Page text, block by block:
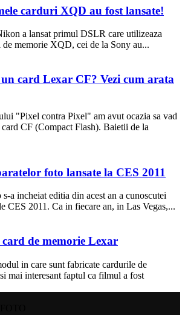
carduri XQD au fost lansate!
a lansat primul DSLR care utilizeaza
memorie XQD, cei de la Sony au...
card Lexar CF? Vezi cum arata
"Pixel contra Pixel" am avut ocazia sa vad
CF (Compact Flash). Baietii de la
foto lansate la CES 2011
a incheiat editia din acest an a cunoscutei
CES 2011. Ca in fiecare an, in Las Vegas,...
de memorie Lexar
in care sunt fabricate cardurile de
mai interesant faptul ca filmul a fost